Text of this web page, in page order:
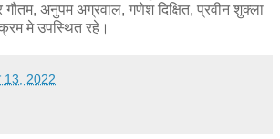
गौतम, अनुपम अग्रवाल, गणेश दिक्षित, प्रवीन शुक्ला
मे उपस्थित रहे।
13, 2022